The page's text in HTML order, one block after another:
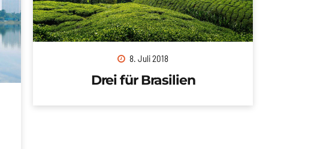
8. Juli 2018
Drei für Brasilien